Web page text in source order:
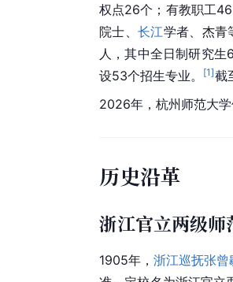
权点26个；有教职工
院士、长江学者、杰青
人，其中全日制研究
设53个招生专业。
[1]截
2026年，杭州师范大
历史沿革
浙江官立两级师
1905年， 浙江巡抚张曾